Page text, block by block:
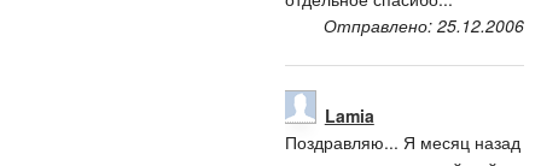
Отправлено: 25.12.2006
Lamia
Поздравляю... Я месяц назад